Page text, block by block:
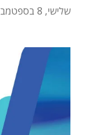
שלישי, 8 בספטמבר 2026